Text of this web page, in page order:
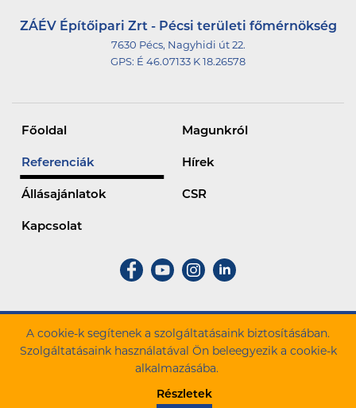
formája a tánc dinamizmusát hivatott
szimbolizálni, emellett megjelenésével a
A cookie-k segítenek a szolgáltatásaink biztosításában.
Szolgáltatásaink használatával Ön beleegyezik a cookie-k
alkalmazásába.
Részletek
ZÁÉV Építőipari Zrt - Pécsi területi főmérnökség
7630 Pécs, Nagyhidi út 22.
GPS: É 46.07133 K 18.26578
Főoldal Magunkról
Referenciák Hírek
Állásajánlatok CSR
Kapcsolat
ZÁÉV Építőipari Zrt. Minden jog fenntartva.
Panasz bejelentés
Cégadatok